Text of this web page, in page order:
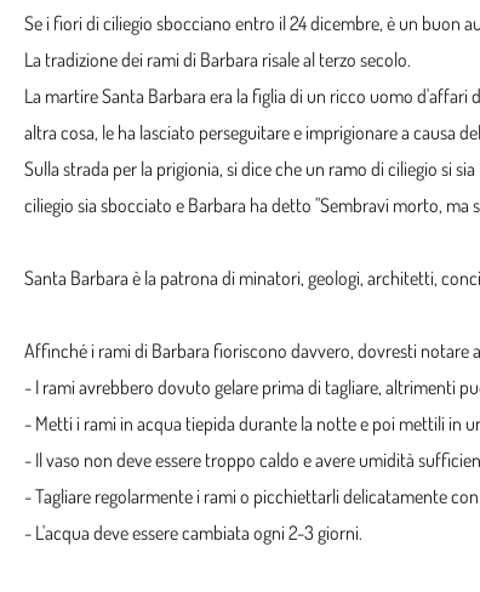
Se i fiori di ciliegio sbocciano entro il 24 dicembre, è un buon
La tradizione dei rami di Barbara risale al terzo secolo.
La martire Santa Barbara era la figlia di un ricco uomo d'affari
altra cosa, le ha lasciato perseguitare e imprigionare a causa
Sulla strada per la prigionia, si dice che un ramo di ciliegio si
ciliegio sia sbocciato e Barbara ha detto "Sembravi morto, ma
Santa Barbara è la patrona di minatori, geologi, architetti,
Affinché i rami di Barbara fioriscono davvero, dovresti notare
- I rami avrebbero dovuto gelare prima di tagliare, altrimenti
- Metti i rami in acqua tiepida durante la notte e poi mettili in
- Il vaso non deve essere troppo caldo e avere umidità
- Tagliare regolarmente i rami o picchiettarli delicatamente
- L'acqua deve essere cambiata ogni 2-3 giorni.